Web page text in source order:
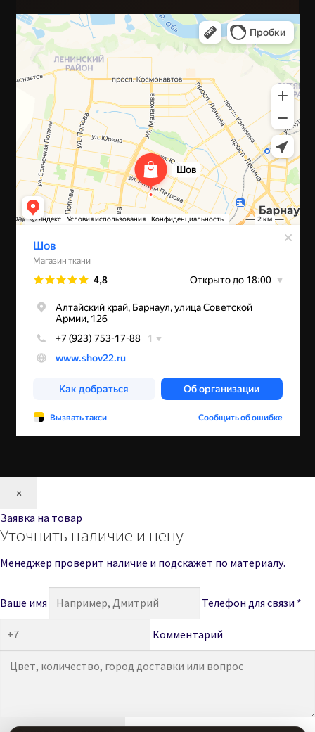
×
Заявка на товар
Уточнить наличие и цену
Менеджер проверит наличие и подскажет по материалу.
Ваше имя Телефон для связи *
Комментарий